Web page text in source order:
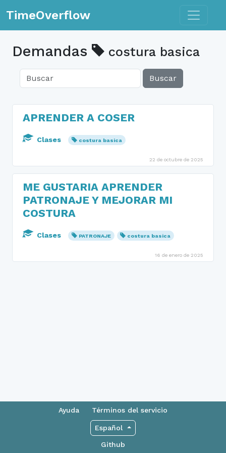
TimeOverflow Toggle
Demandas costura basica
Buscar
APRENDER A COSER
Clases costura basica
22 de octubre de 2025
ME GUSTARIA APRENDER
PATRONAJE Y MEJORAR MI
COSTURA
Clases PATRONAJE costura basica
16 de enero de 2025
Ayuda Términos del servicio
Español
Github